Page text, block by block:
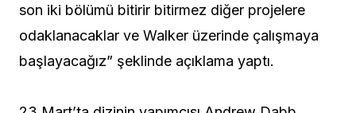
son iki bölümü bitirir bitirmez diğer projelere
odaklanacaklar ve Walker üzerinde çalışmaya
başlayacağız” şeklinde açıklama yaptı.